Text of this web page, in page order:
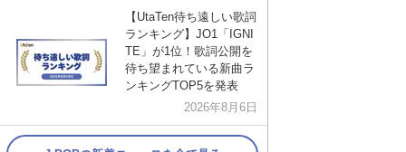
【UtaTen待ち遠しい歌詞
ランキング】JO1「IGNI
TE」が1位！歌詞公開を
待ち望まれている新曲ラ
ンキングTOP5を発表
2026年8月6日